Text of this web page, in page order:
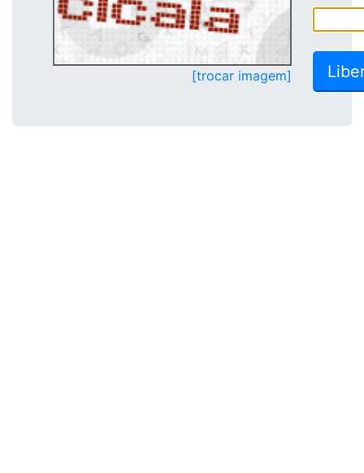
[trocar imagem]